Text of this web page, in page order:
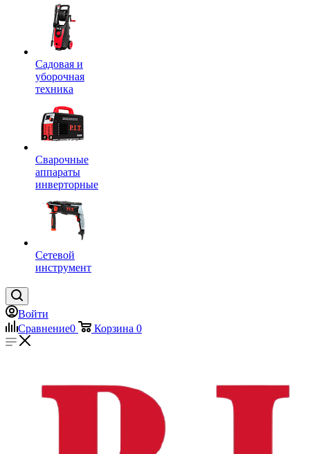
Садовая и
уборочная
техника
Сварочные
аппараты
инверторные
Сетевой
инструмент
Войти
Сравнение0 Корзина 0